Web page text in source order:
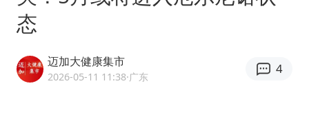
上海有出现龙卷潜势
态
迈加大健康集市
2026-05-11 11:38·广东
4